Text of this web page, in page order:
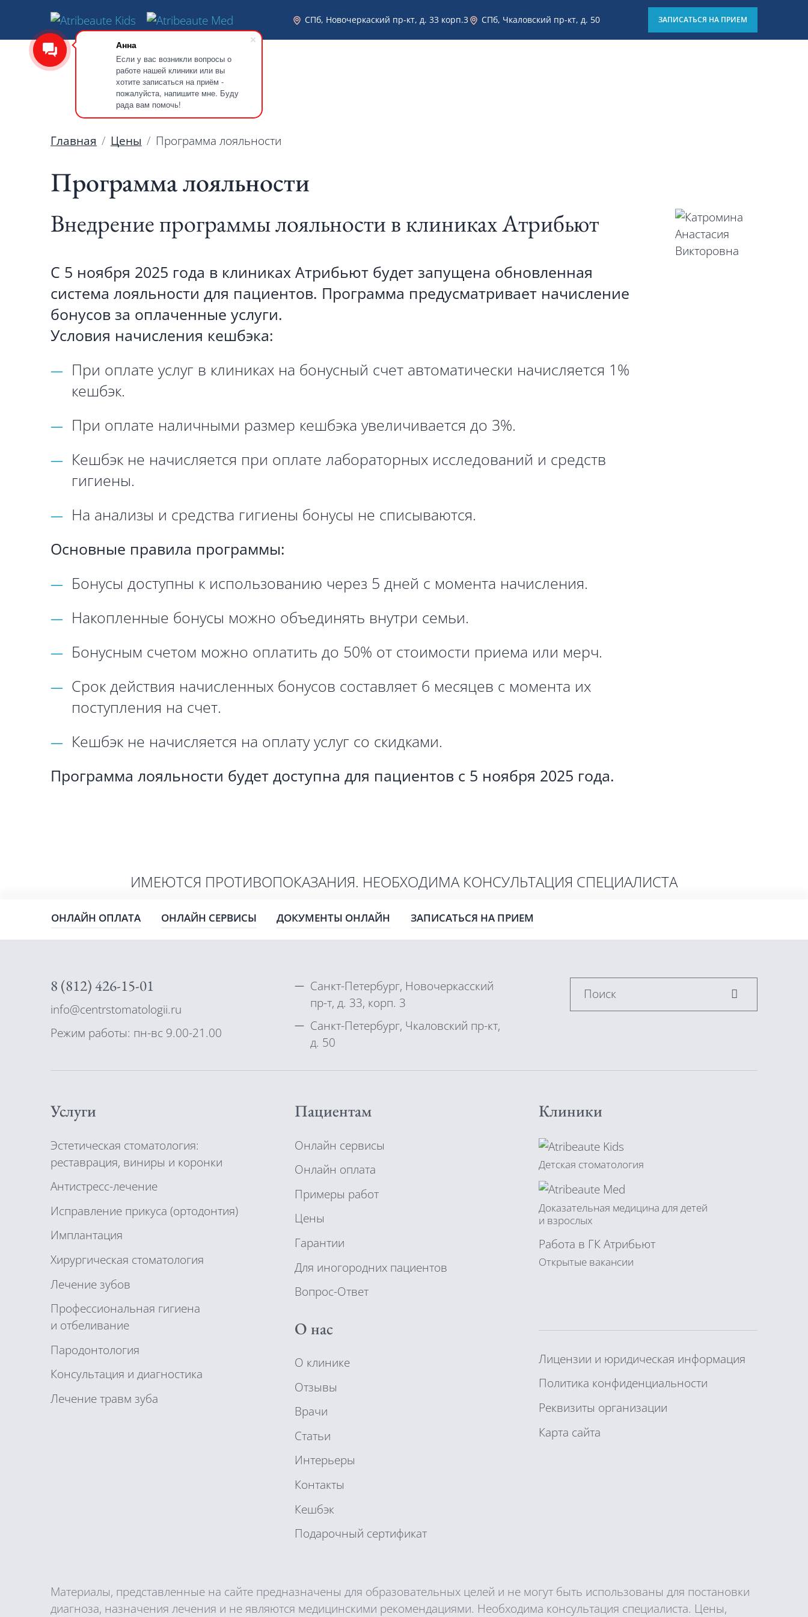
Анна
Если у вас возникли вопросы о
работе нашей клиники или вы
хотите записаться на приём -
пожалуйста, напишите мне. Буду
рада вам помочь!
СПб, Новочеркаский пр-кт, д. 33 корп.3 СПб, Чкаловский пр-кт, д. 50 ЗАПИСАТЬСЯ НА ПРИЕМ
Главная Цены Программа лояльности
Программа лояльности
Внедрение программы лояльности в клиниках Атрибьют
С 5 ноября 2025 года в клиниках Атрибьют будет запущена обновленная
система лояльности для пациентов. Программа предусматривает начисление
бонусов за оплаченные услуги.
Условия начисления кешбэка:
При оплате услуг в клиниках на бонусный счет автоматически начисляется 1%
кешбэк.
При оплате наличными размер кешбэка увеличивается до 3%.
Кешбэк не начисляется при оплате лабораторных исследований и средств
гигиены.
На анализы и средства гигиены бонусы не списываются.
Основные правила программы:
Бонусы доступны к использованию через 5 дней с момента начисления.
Накопленные бонусы можно объединять внутри семьи.
Бонусным счетом можно оплатить до 50% от стоимости приема или мерч.
Срок действия начисленных бонусов составляет 6 месяцев с момента их
поступления на счет.
Кешбэк не начисляется на оплату услуг со скидками.
Программа лояльности будет доступна для пациентов с 5 ноября 2025 года.
ИМЕЮТСЯ ПРОТИВОПОКАЗАНИЯ. НЕОБХОДИМА КОНСУЛЬТАЦИЯ СПЕЦИАЛИСТА
ОНЛАЙН ОПЛАТА ОНЛАЙН СЕРВИСЫ ДОКУМЕНТЫ ОНЛАЙН ЗАПИСАТЬСЯ НА ПРИЕМ
Поиск
8 (812) 426-15-01
info@centrstomatologii.ru
Режим работы: пн-вс 9.00-21.00
Санкт-Петербург, Новочеркасский
пр-т, д. 33, корп. 3
Санкт-Петербург, Чкаловский пр-кт,
д. 50
Услуги
Эстетическая стоматология:
реставрация, виниры и коронки
Антистресс-лечение
Исправление прикуса (ортодонтия)
Имплантация
Xирургическая стоматология
Лечение зубов
Профессиональная гигиена
и отбеливание
Пародонтология
Консультация и диагностика
Лечение травм зуба
Пациентам
Онлайн сервисы
Онлайн оплата
Примеры работ
Цены
Гарантии
Для иногородних пациентов
Вопрос-Ответ
О нас
О клинике
Отзывы
Врачи
Статьи
Интерьеры
Контакты
Кешбэк
Подарочный сертификат
Клиники
Детская стоматология
Доказательная медицина для детей
и взрослых
Работа в ГК Атрибьют
Открытые вакансии
Лицензии и юридическая информация
Политика конфиденциальности
Реквизиты организации
Карта сайта
Материалы, представленные на сайте предназначены для образовательных целей и не могут быть использованы для постановки
диагноза, назначения лечения и не являются медицинскими рекомендациями. Необходима консультация специалиста. Цены,